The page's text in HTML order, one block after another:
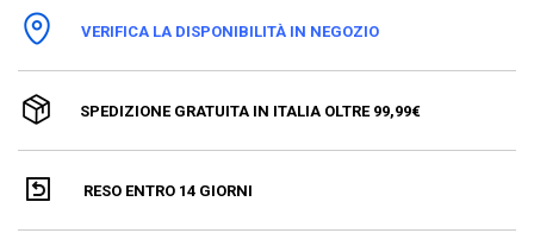
VERIFICA LA DISPONIBILITÀ IN NEGOZIO
SPEDIZIONE GRATUITA IN ITALIA OLTRE 99,99€
RESO ENTRO 14 GIORNI